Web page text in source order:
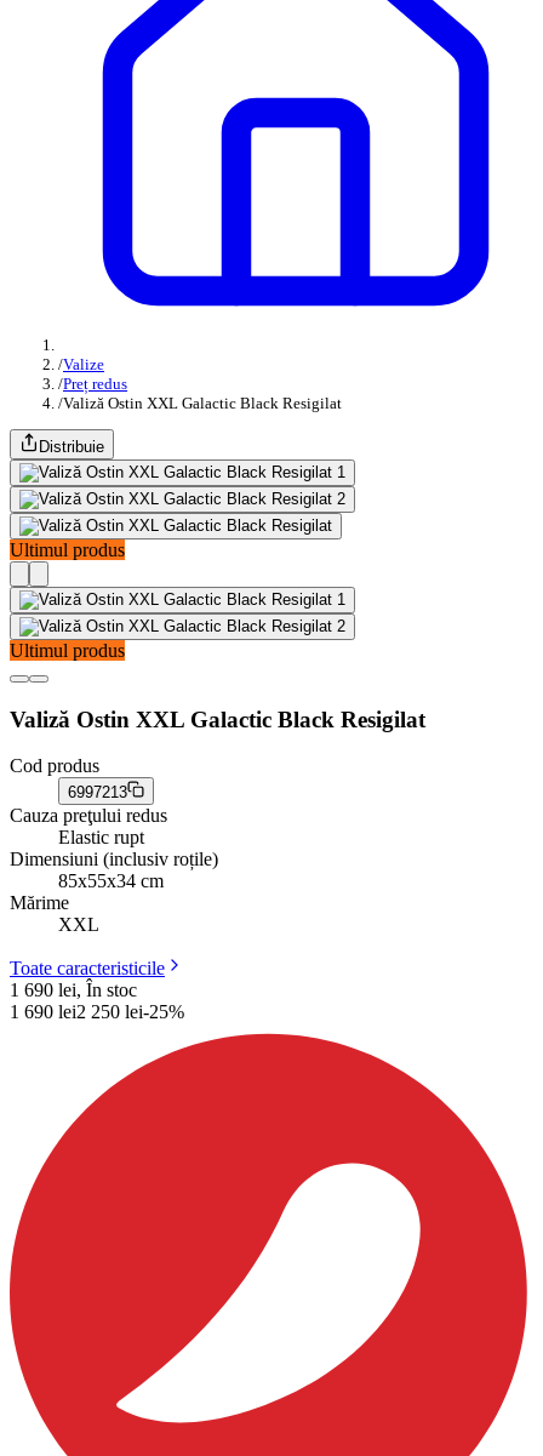
/Valize
/Preț redus
/Valiză Ostin XXL Galactic Black Resigilat
Distribuie
Ultimul produs
Ultimul produs
Valiză Ostin XXL Galactic Black Resigilat
Cod produs
6997213
Cauza preţului redus
Elastic rupt
Dimensiuni (inclusiv roțile)
85x55x34 cm
Mărime
XXL
Toate caracteristicile
1 690 lei, În stoc
1 690 lei2 250 lei-25%